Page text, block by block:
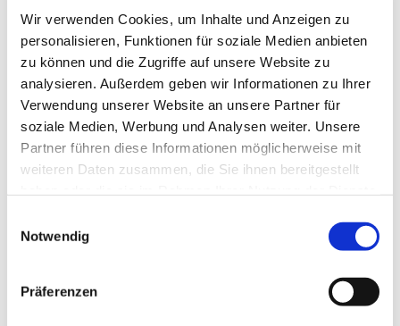
Wir verwenden Cookies, um Inhalte und Anzeigen zu
personalisieren, Funktionen für soziale Medien anbieten
zu können und die Zugriffe auf unsere Website zu
analysieren. Außerdem geben wir Informationen zu Ihrer
Verwendung unserer Website an unsere Partner für
soziale Medien, Werbung und Analysen weiter. Unsere
Partner führen diese Informationen möglicherweise mit
weiteren Daten zusammen, die Sie ihnen bereitgestellt
Notwendig
Präferenzen